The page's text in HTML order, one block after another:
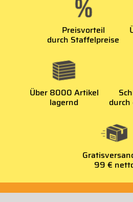
Preisvorteil
durch Staffelpreise
Über 8000 Artikel
lagernd
99 €